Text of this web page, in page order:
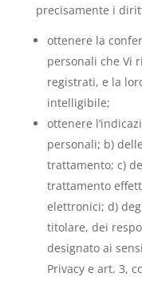
precisamente i
ottenere la
personali che Vi
registrati, e la
intelligibile;
ottenere
personali; b)
trattamento; c)
trattamento
elettronici; d)
titolare, dei
designato ai
Privacy e art. 3,